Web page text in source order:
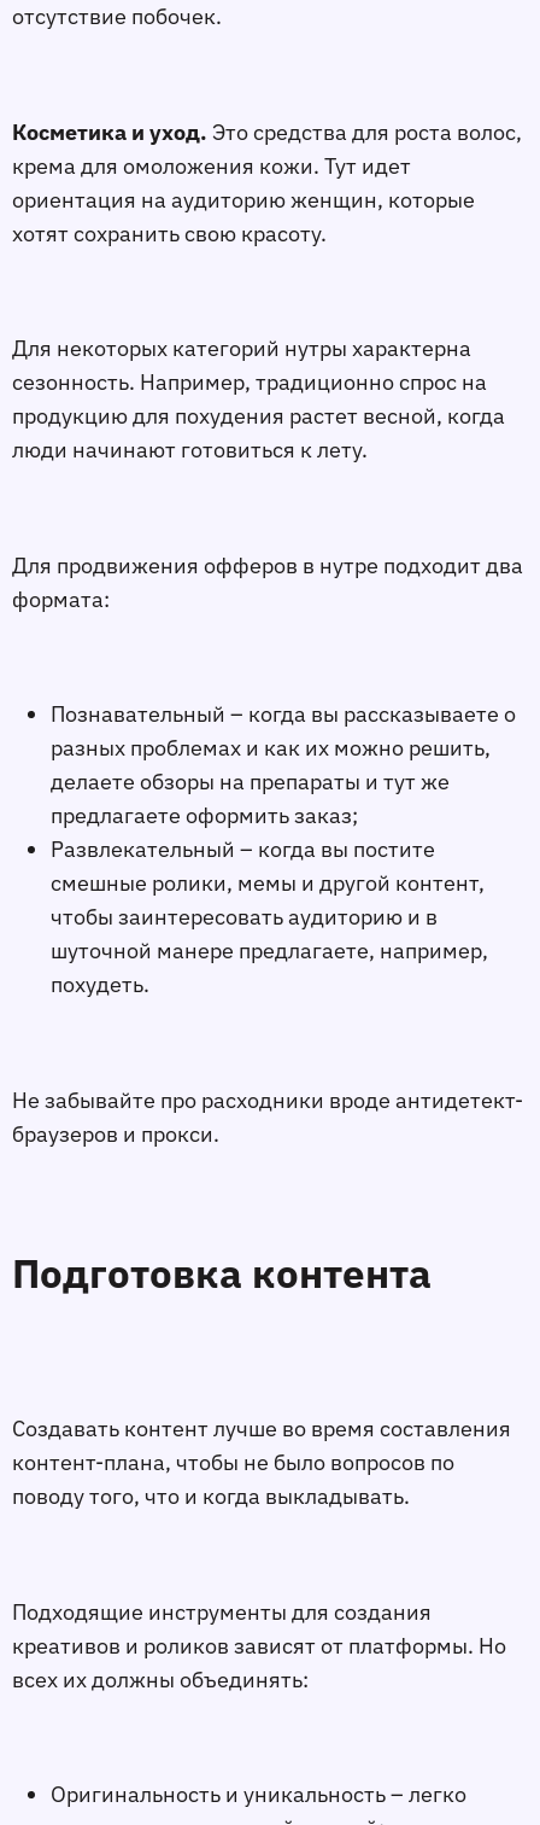
отсутствие побочек.
Косметика и уход. Это средства для роста волос,
крема для омоложения кожи. Тут идет
ориентация на аудиторию женщин, которые
хотят сохранить свою красоту.
Для некоторых категорий нутры характерна
сезонность. Например, традиционно спрос на
продукцию для похудения растет весной, когда
люди начинают готовиться к лету.
Для продвижения офферов в нутре подходит два
формата:
Познавательный – когда вы рассказываете о
разных проблемах и как их можно решить,
делаете обзоры на препараты и тут же
предлагаете оформить заказ;
Развлекательный – когда вы постите
смешные ролики, мемы и другой контент,
чтобы заинтересовать аудиторию и в
шуточной манере предлагаете, например,
похудеть.
Не забывайте про расходники вроде антидетект-
браузеров и прокси.
Подготовка контента
Создавать контент лучше во время составления
контент-плана, чтобы не было вопросов по
поводу того, что и когда выкладывать.
Подходящие инструменты для создания
креативов и роликов зависят от платформы. Но
всех их должны объединять:
Оригинальность и уникальность – легко